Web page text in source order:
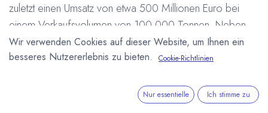
zuletzt einen Umsatz von etwa 500 Millionen Euro bei
einem Verkaufsvolumen von 100.000 Tonnen. Neben
der Marke Stollwerck und verschiedenen Handelsmarken
gehören die TraditionsmarkenSarotti, Alprose,Alpia und
Stollwerck rund 1.700 Mitarbeiter.
Wir verwenden Cookies auf dieser Website, um Ihnen ein
besseres Nutzererlebnis zu bieten.
Cookie-Richtlinien
Nur essentielle Ich stimme zu